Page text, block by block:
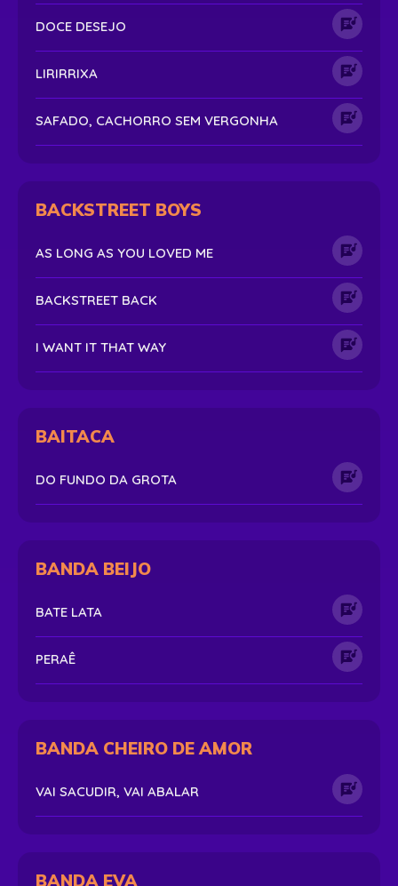
DOCE DESEJO
LIRIRRIXA
SAFADO, CACHORRO SEM VERGONHA
BACKSTREET BOYS
AS LONG AS YOU LOVED ME
BACKSTREET BACK
I WANT IT THAT WAY
BAITACA
DO FUNDO DA GROTA
BANDA BEIJO
BATE LATA
PERAÊ
BANDA CHEIRO DE AMOR
VAI SACUDIR, VAI ABALAR
BANDA EVA